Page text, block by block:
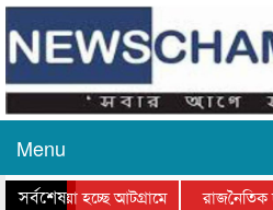
Menu
সর্বশেষ
যাওয়া হচ্ছে আটগ্রামে
রাজনৈতিক